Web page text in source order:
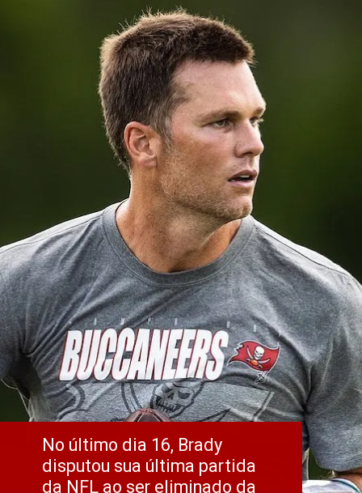
No último dia 16, Brady
disputou sua última partida
da NFL ao ser eliminado da